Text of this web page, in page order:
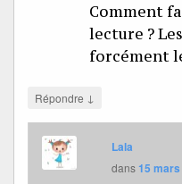
Comment
lecture ?
forcément
Répondre ↓
Lala
dans15